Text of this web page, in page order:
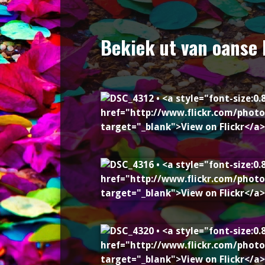
Bekiek ut van